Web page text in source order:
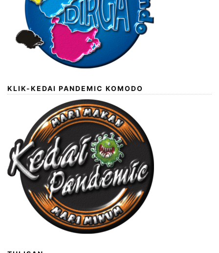
KLIK-KEDAI PANDEMIC KOMODO